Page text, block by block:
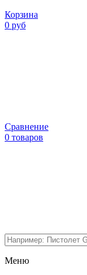
Корзина
0 руб
Сравнение
0 товаров
Меню